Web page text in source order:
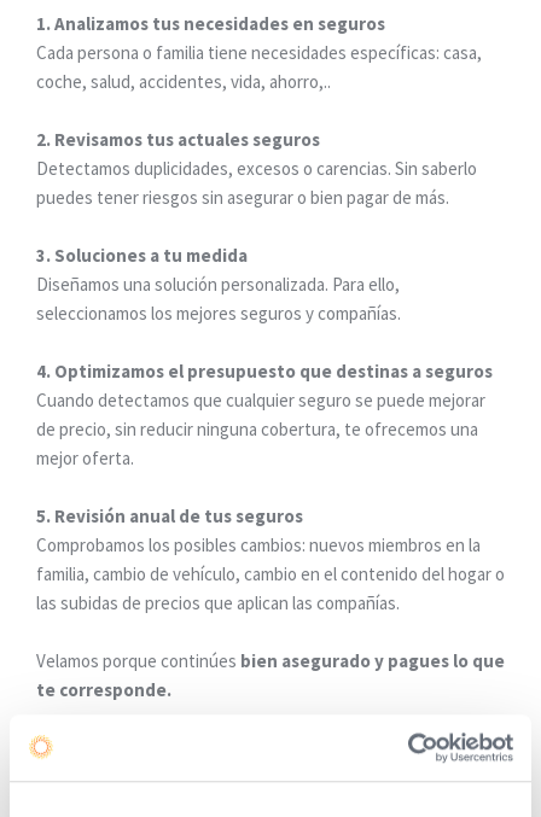
1. Analizamos tus necesidades en seguros
Cada persona o familia tiene necesidades específicas: casa,
coche, salud, accidentes, vida, ahorro,..
2. Revisamos tus actuales seguros
Detectamos duplicidades, excesos o carencias. Sin saberlo
puedes tener riesgos sin asegurar o bien pagar de más.
3. Soluciones a tu medida
Diseñamos una solución personalizada. Para ello,
seleccionamos los mejores seguros y compañías.
4. Optimizamos el presupuesto que destinas a seguros
Cuando detectamos que cualquier seguro se puede mejorar
de precio, sin reducir ninguna cobertura, te ofrecemos una
mejor oferta.
5. Revisión anual de tus seguros
Comprobamos los posibles cambios: nuevos miembros en la
familia, cambio de vehículo, cambio en el contenido del hogar o
las subidas de precios que aplican las compañías.
Velamos porque continúes bien asegurado y pagues lo que
te corresponde.